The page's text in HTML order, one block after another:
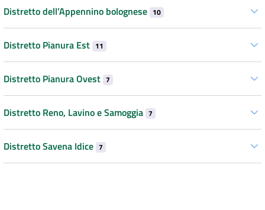
Distretto dell’Appennino bolognese 10
Distretto Pianura Est 11
Distretto Pianura Ovest 7
Distretto Reno, Lavino e Samoggia 7
Distretto Savena Idice 7